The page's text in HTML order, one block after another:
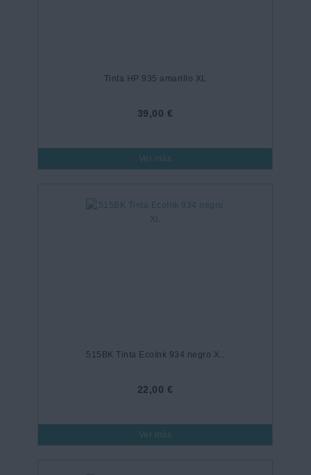
Tinta HP 935 amarillo XL
39,00 €
Ver más
515BK Tinta EcoInk 934 negro X..
22,00 €
Ver más